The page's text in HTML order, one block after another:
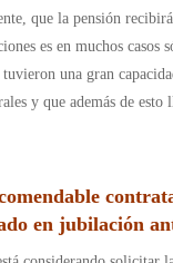
que la pensión
es en muchos casos
tuvieron una gran
y que además de
en jubilación